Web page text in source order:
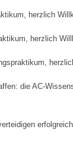
herzlich
herzlich
die AC-